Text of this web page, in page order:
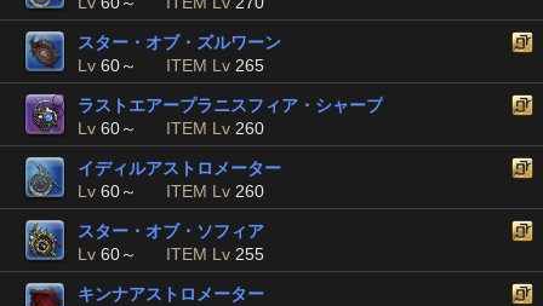
スター・オブ・ズルワーン
Lv 60～ ITEM Lv 265
ラストエアープラニスフィア・シャープ
Lv 60～ ITEM Lv 260
イディルアストロメーター
Lv 60～ ITEM Lv 260
スター・オブ・ソフィア
Lv 60～ ITEM Lv 255
キンナアストロメーター